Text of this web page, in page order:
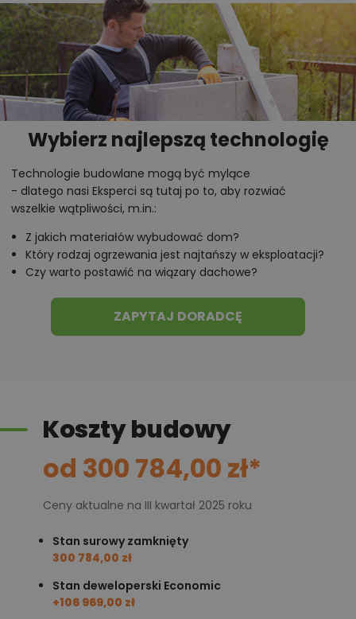
Wybierz najlepszą technologię
Technologie budowlane mogą być mylące
- dlatego nasi Eksperci są tutaj po to, aby rozwiać
wszelkie wątpliwości, m.in.:
Z jakich materiałów wybudować dom?
Który rodzaj ogrzewania jest najtańszy w eksploatacji?
Czy warto postawić na wiązary dachowe?
ZAPYTAJ DORADCĘ
Koszty budowy
od 300 784,00 zł*
Ceny aktualne na III kwartał 2025 roku
Stan surowy zamknięty
300 784,00 zł
Stan deweloperski Economic
+106 969,00 zł